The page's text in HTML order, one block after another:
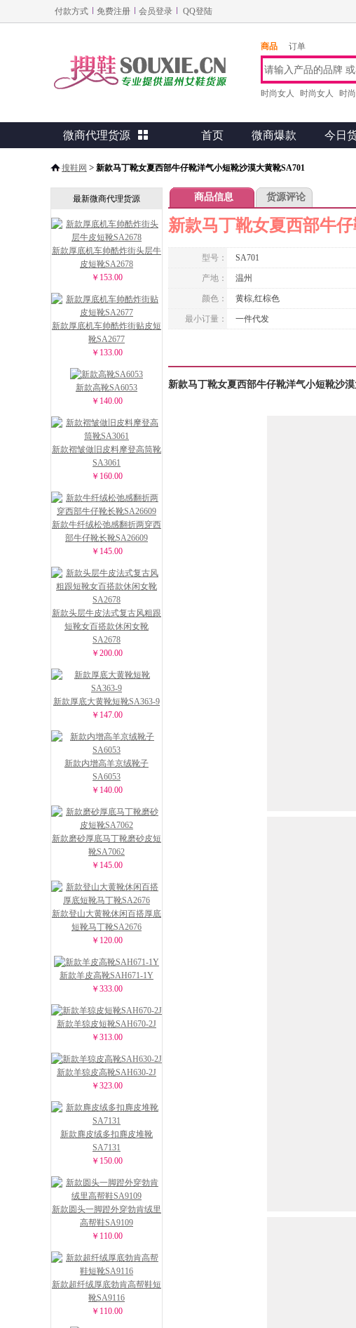
付款方式 免费注册 会员登录 QQ登陆
商品 订单
时尚女人 时尚女人 时
微商代理货源  首页 微商爆款 今日
搜鞋网 > 新款马丁靴女夏西部牛仔靴洋气小短靴沙漠大黄靴SA701
最新微商代理货源
新款厚底机车帅酷炸街头层牛
皮短靴SA2678
￥153.00
新款厚底机车帅酷炸街贴皮短
靴SA2677
￥133.00
新款高靴SA6053
￥140.00
新款褶皱做旧皮料摩登高筒靴
SA3061
￥160.00
新款牛纤绒松弛感翻折两穿西
部牛仔靴长靴SA26609
￥145.00
新款头层牛皮法式复古风粗跟
短靴女百搭款休闲女靴
SA2678
￥200.00
新款厚底大黄靴短靴SA363-9
￥147.00
新款内增高羊京绒靴子
SA6053
￥140.00
新款磨砂厚底马丁靴磨砂皮短
靴SA7062
￥145.00
新款登山大黄靴休闲百搭厚底
短靴马丁靴SA2676
￥120.00
新款羊皮高靴SAH671-1Y
￥333.00
新款羊猄皮短靴SAH670-2J
￥313.00
新款羊猄皮高靴SAH630-2J
￥323.00
新款麂皮绒多扣麂皮堆靴
SA7131
￥150.00
新款圆头一脚蹬外穿勃肯绒里
高帮鞋SA9109
￥110.00
新款超纤绒厚底勃肯高帮鞋短
靴SA9116
￥110.00
商品信息 货源评论
新款马丁靴女夏西部牛
型号： SA701
产地： 温州
颜色：
黄棕,红棕色
最小订量： 一件代发
新款马丁靴女夏西部牛仔靴洋气小短靴沙